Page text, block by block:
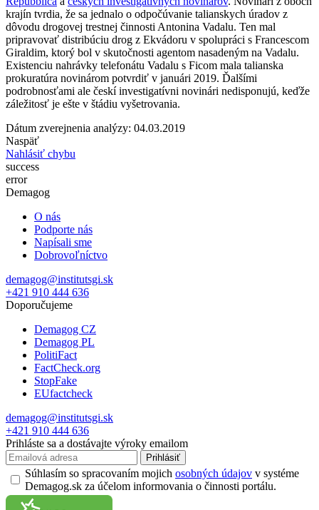
krajín tvrdia, že sa jednalo o odpočúvanie talianskych úradov z
dôvodu drogovej trestnej činnosti Antonina Vadalu. Ten mal
pripravovať distribúciu drog z Ekvádoru v spolupráci s Francescom
Giraldim, ktorý bol v skutočnosti agentom nasadeným na Vadalu.
Existenciu nahrávky telefonátu Vadalu s Ficom mala talianska
prokuratúra novinárom potvrdiť v januári 2019. Ďalšími
podrobnosťami ale českí investigatívni novinári nedisponujú, keďže
záležitosť je ešte v štádiu vyšetrovania.
Dátum zverejnenia analýzy: 04.03.2019
Naspäť
Nahlásiť chybu
success
error
Demagog
O nás
Podporte nás
Napísali sme
Dobrovoľníctvo
demagog@institutsgi.sk
+421 910 444 636
Doporučujeme
Demagog CZ
Demagog PL
PolitiFact
FactCheck.org
StopFake
EUfactcheck
demagog@institutsgi.sk
+421 910 444 636
Prihláste sa a dostávajte výroky emailom
Prihlásiť
Súhlasím so spracovaním mojich osobných údajov v systéme
Demagog.sk za účelom informovania o činnosti portálu.